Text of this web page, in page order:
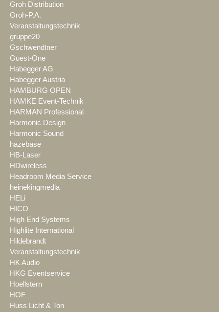
Groh Distribution
Groh-P.A.
Veranstaltungstechnik
gruppe20
Gschwendtner
Guest-One
Habegger AG
Habegger Austria
HAMBURG OPEN
HAMKE Event-Technik
HARMAN Professional
Harmonic Design
Harmonic Sound
hazebase
HB-Laser
HDwireless
Headroom Media Service
heinekingmedia
HELi
HICO
High End Systems
Highlite International
Hildebrandt
Veranstaltungstechnik
HK Audio
HKG Eventservice
Hoellstern
HOF
Huss Licht & Ton